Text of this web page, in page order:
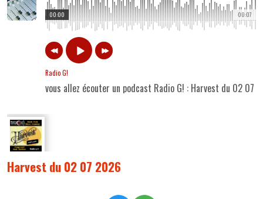
00:07
00:00
Radio G!
vous allez écouter un podcast Radio G! : Harvest du 02 07
Harvest du 02 07 2026